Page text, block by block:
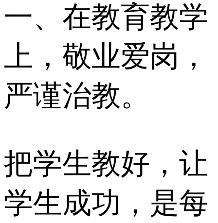
一、在教育教学
上，敬业爱岗，
严谨治教。
把学生教好，让
学生成功，是每